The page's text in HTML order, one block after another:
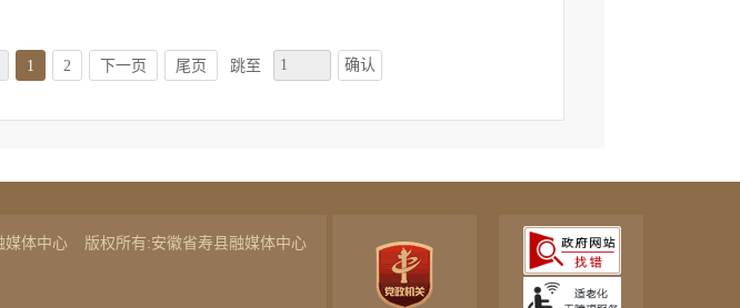
1 2 下一页 尾页 跳至 确认
媒体中心
版权所有:安徽省寿县融媒体中心